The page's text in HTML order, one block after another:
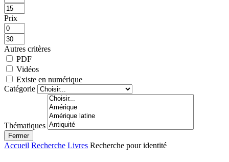
Prix
Autres critères
PDF
Vidéos
Existe en numérique
Catégorie
Thématiques
Fermer
Accueil Recherche Livres Recherche pour identité